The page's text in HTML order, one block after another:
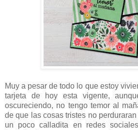
Muy a pesar de todo lo que estoy
tarjeta de hoy esta vigente,
oscureciendo, no tengo temor al
de que las cosas tristes no
un poco calladita en redes